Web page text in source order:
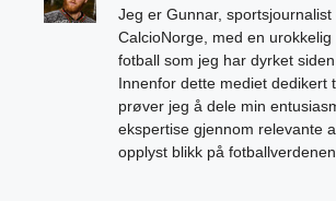
Jeg er Gunnar,
CalcioNorge, med en
fotball som jeg har dyrket
Innenfor dette mediet dedikert
prøver jeg å dele min
ekspertise gjennom relevante
opplyst blikk på fotballverdenen.